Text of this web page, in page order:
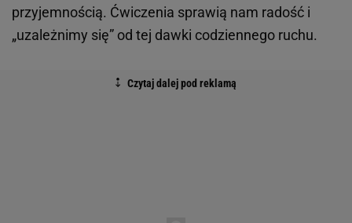
przyjemnością. Ćwiczenia sprawią nam radość i
„uzależnimy się” od tej dawki codziennego ruchu.